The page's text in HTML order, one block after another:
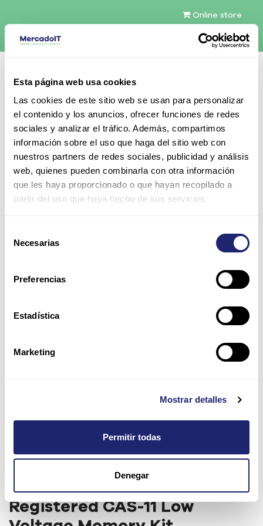
Esta página web usa cookies
Las cookies de este sitio web se usan para personalizar
el contenido y los anuncios, ofrecer funciones de redes
sociales y analizar el tráfico. Además, compartimos
información sobre el uso que haga del sitio web con
nuestros partners de redes sociales, publicidad y análisis
web, quienes pueden combinarla con otra información
que les haya proporcionado o que hayan recopilado a
partir del uso que haya hecho de sus servicios.
Necesarias
Preferencias
Estadística
Marketing
Mostrar detalles
Permitir todas
Denegar
Online store
English (US)
Contact Us
All Products
Samsung 8GB 2Rx8 PC3L-12800R (DDR3-1600)
Registered CAS-11 Low Voltage Memory Kit
Samsung 8GB 2Rx8 PC3L-
12800R (DDR3-1600)
Registered CAS-11 Low